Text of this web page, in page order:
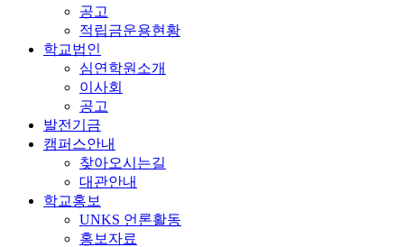
공고
적립금운용현황
학교법인
심연학원소개
이사회
공고
발전기금
캠퍼스안내
찾아오시는길
대관안내
학교홍보
UNKS 언론활동
홍보자료